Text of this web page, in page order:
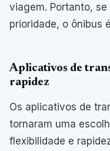
viagem. Portanto,
prioridade, o ônibus
Aplicativos de
rapidez
Os aplicativos de
tornaram uma
flexibilidade e